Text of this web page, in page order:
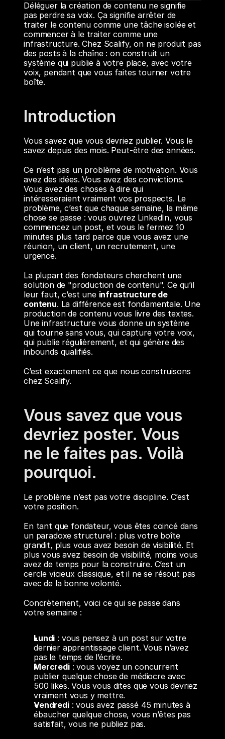
Déléguer la création de contenu ne signifie
pas perdre sa voix. Ça signifie arrêter de
traiter le contenu comme une tâche isolée et
commencer à le traiter comme une
infrastructure. Chez Scalify, on ne produit pas
des posts à la chaîne : on construit un
système qui publie à votre place, avec votre
voix, pendant que vous faites tourner votre
boîte.
Introduction
Vous savez que vous devriez publier. Vous le
savez depuis des mois. Peut-être des années.
Ce n’est pas un problème de motivation. Vous
avez des idées. Vous avez des convictions.
Vous avez des choses à dire qui
intéresseraient vraiment vos prospects. Le
problème, c’est que chaque semaine, la même
chose se passe : vous ouvrez LinkedIn, vous
commencez un post, et vous le fermez 10
minutes plus tard parce que vous avez une
réunion, un client, un recrutement, une
urgence.
La plupart des fondateurs cherchent une
solution de "production de contenu". Ce qu’il
leur faut, c’est une infrastructure de
contenu. La différence est fondamentale. Une
production de contenu vous livre des textes.
Une infrastructure vous donne un système
qui tourne sans vous, qui capture votre voix,
qui publie régulièrement, et qui génère des
inbounds qualifiés.
C’est exactement ce que nous construisons
chez Scalify.
Vous savez que vous
devriez poster. Vous
ne le faites pas. Voilà
pourquoi.
Le problème n’est pas votre discipline. C’est
votre position.
En tant que fondateur, vous êtes coincé dans
un paradoxe structurel : plus votre boîte
grandit, plus vous avez besoin de visibilité. Et
plus vous avez besoin de visibilité, moins vous
avez de temps pour la construire. C’est un
cercle vicieux classique, et il ne se résout pas
avec de la bonne volonté.
Concrètement, voici ce qui se passe dans
votre semaine :
Lundi : vous pensez à un post sur votre
dernier apprentissage client. Vous n’avez
pas le temps de l’écrire.
Mercredi : vous voyez un concurrent
publier quelque chose de médiocre avec
500 likes. Vous vous dites que vous devriez
vraiment vous y mettre.
Vendredi : vous avez passé 45 minutes à
ébaucher quelque chose, vous n’êtes pas
satisfait, vous ne publiez pas.